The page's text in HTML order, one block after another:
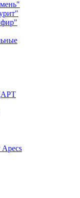
Apecs